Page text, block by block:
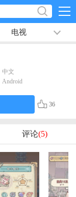
电视 排行榜
中文
Android
36
评论(5)